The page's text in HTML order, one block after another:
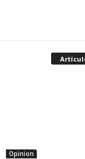
Opinion